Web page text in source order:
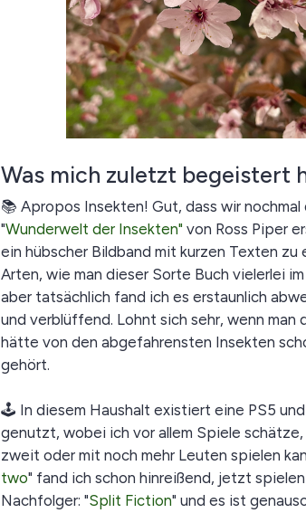
Was mich zuletzt begeistert
📚 Apropos Insekten! Gut, dass wir nochmal
"Wunderwelt der Insekten" von Ross Piper
ein hübscher Bildband mit kurzen Texten zu
Arten, wie man dieser Sorte Buch vielerlei
aber tatsächlich fand ich es erstaunlich
und verblüffend. Lohnt sich sehr, wenn man
hätte von den abgefahrensten Insekten
gehört.
🕹️ In diesem Haushalt existiert eine PS5
genutzt, wobei ich vor allem Spiele schätze,
zweit oder mit noch mehr Leuten spielen
two" fand ich schon hinreißend, jetzt
Nachfolger: "Split Fiction" und es ist